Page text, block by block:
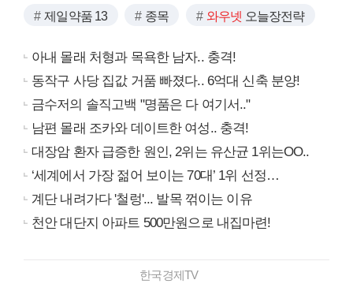
제일약품 13 종목 와우넷 오늘장전략
아내 몰래 처형과 목욕한 남자.. 충격!
동작구 사당 집값 거품 빠졌다.. 6억대 신축 분양!
금수저의 솔직고백 "명품은 다 여기서.."
남편 몰래 조카와 데이트한 여성.. 충격!
대장암 환자 급증한 원인, 2위는 유산균 1위는OO..
‘세계에서 가장 젊어 보이는 70대’ 1위 선정…
계단 내려가다 '철렁'... 발목 꺾이는 이유
천안 대단지 아파트 500만원으로 내집마련!
한국경제TV